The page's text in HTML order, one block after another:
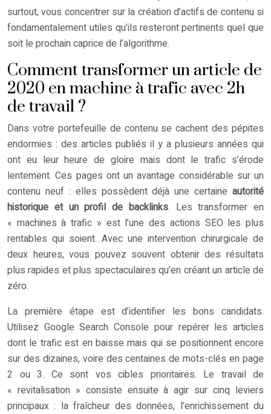
surtout, vous concentrer sur la création d’actifs de contenu si
fondamentalement utiles qu’ils resteront pertinents quel que
soit le prochain caprice de l’algorithme.
Comment transformer un article de
2020 en machine à trafic avec 2h
de travail ?
Dans votre portefeuille de contenu se cachent des pépites
endormies : des articles publiés il y a plusieurs années qui
ont eu leur heure de gloire mais dont le trafic s’érode
lentement. Ces pages ont un avantage considérable sur un
contenu neuf : elles possèdent déjà une certaine autorité
historique et un profil de backlinks. Les transformer en
« machines à trafic » est l’une des actions SEO les plus
rentables qui soient. Avec une intervention chirurgicale de
deux heures, vous pouvez souvent obtenir des résultats
plus rapides et plus spectaculaires qu’en créant un article de
zéro.
La première étape est d’identifier les bons candidats.
Utilisez Google Search Console pour repérer les articles
dont le trafic est en baisse mais qui se positionnent encore
sur des dizaines, voire des centaines de mots-clés en page
2 ou 3. Ce sont vos cibles prioritaires. Le travail de
« revitalisation » consiste ensuite à agir sur cinq leviers
principaux : la fraîcheur des données, l’enrichissement du